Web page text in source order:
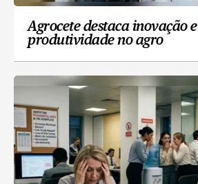
Agrocete destaca inovação e
produtividade no agro